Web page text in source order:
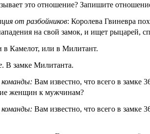
это отношение? Запишите
от разбойников: Королева Гвиневра
на свой замок, и ищет рыцарей,
в Камелот, или в Милитант.
. В замке Милитанта.
команды: Вам известно, что всего в замке
женщин к мужчинам?
команды: Вам известно, что всего в замке